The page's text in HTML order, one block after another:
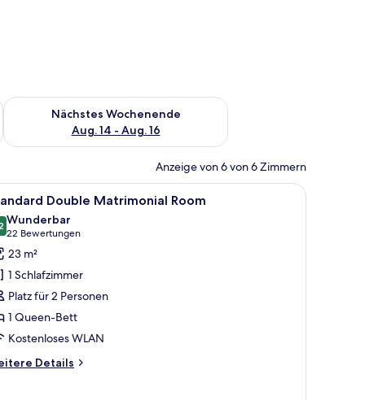
Aug. 7 - Aug. 9.
Nächstes Wochenende
Aug. 14 - Aug. 16
Überprüfe die Verfügbarkeit für nächstes Wochenende, Aug.
Anzeige von 6 von 6 Zimmern
einer Sitzbank, einem Fernseher und einem Schreibtisch.
Standard Double Matrimonial Room |
9 Double Matrimonial Room
von 10
Wunderbar
22 Bewertungen
(22
Bewertungen)
23 m²
1 Schlafzimmer
Platz für 2 Personen
1 Queen-Bett
Kostenloses WLAN
Details